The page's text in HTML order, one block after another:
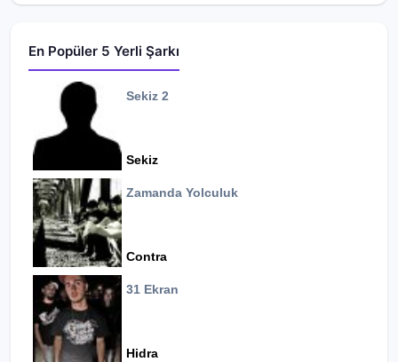
En Popüler 5 Yerli Şarkı
Sekiz 2
Sekiz
Zamanda Yolculuk
Contra
31 Ekran
Hidra